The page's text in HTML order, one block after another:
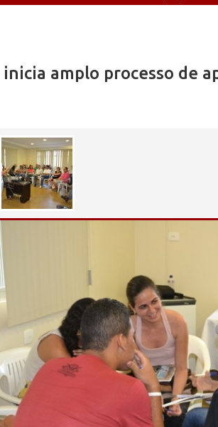
inicia amplo processo de